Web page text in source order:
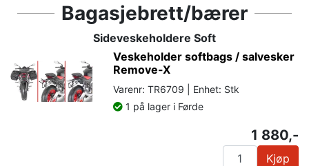
Bagasjebrett/bærer
Sideveskeholdere Soft
Veskeholder softbags / salvesker
Remove-X
Varenr: TR6709 | Enhet: Stk
1 på lager i Førde
1 880,-
Kjøp